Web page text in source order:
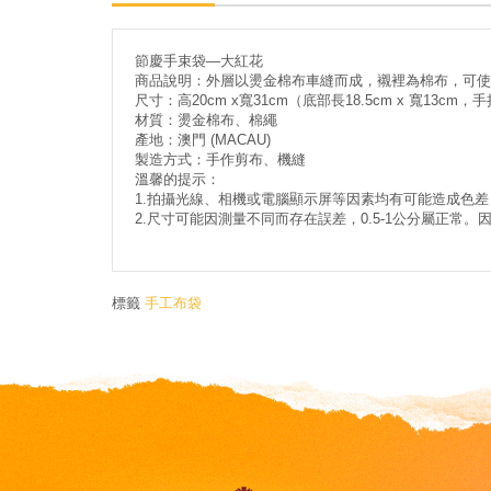
節慶手束袋—大紅花
商品說明：外層以燙金棉布車縫而成，襯裡為棉布，可
尺寸：高20cm x寬31cm（底部長18.5cm x 寬13cm，
材質：燙金棉布、棉繩
產地：澳門 (MACAU)
製造方式：手作剪布、機縫
溫馨的提示：
1.拍攝光線、相機或電腦顯示屏等因素均有可能造成色
2.尺寸可能因測量不同而存在誤差，0.5-1公分屬正常。
標籤 手工布袋